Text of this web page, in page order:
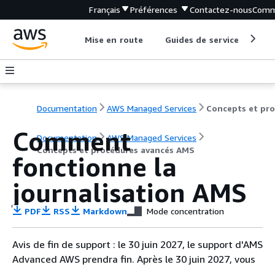
Français Préférences Contactez-nous
Mise en route Guides de service
Documentation AWS Managed Services
Documentation
AWS Managed Services
Concepts et procédures avancés AMS
Comment
fonctionne la
journalisation AMS
PDF RSS Markdown Mode concentration
Avis de fin de support : le 30 juin 2027, le support d'AMS
Advanced AWS prendra fin. Après le 30 juin 2027, vous